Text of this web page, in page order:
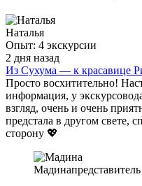
Наталья
Опыт: 4 экскурсии
2 дня назад
Из Сухума — к красавице
Просто восхитительно!
информация, у
взгляд, очень и очень
предстала в другом свете,
сторону 💖
Мадина